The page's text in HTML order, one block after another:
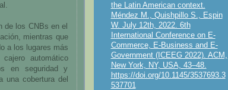
de los CNBs en el
mientras que
a los lugares más
automático
en seguridad y
una cobertura del
the Latin American context.
Méndez M., Quishpillo S., Espin
W. July 12th, 2022. 6th
International Conference on E-
Commerce, E-Business and E-
Government (ICEEG 2022). ACM,
New York, NY, USA, 43–48.
https://doi.org/10.1145/3537693.3
537701